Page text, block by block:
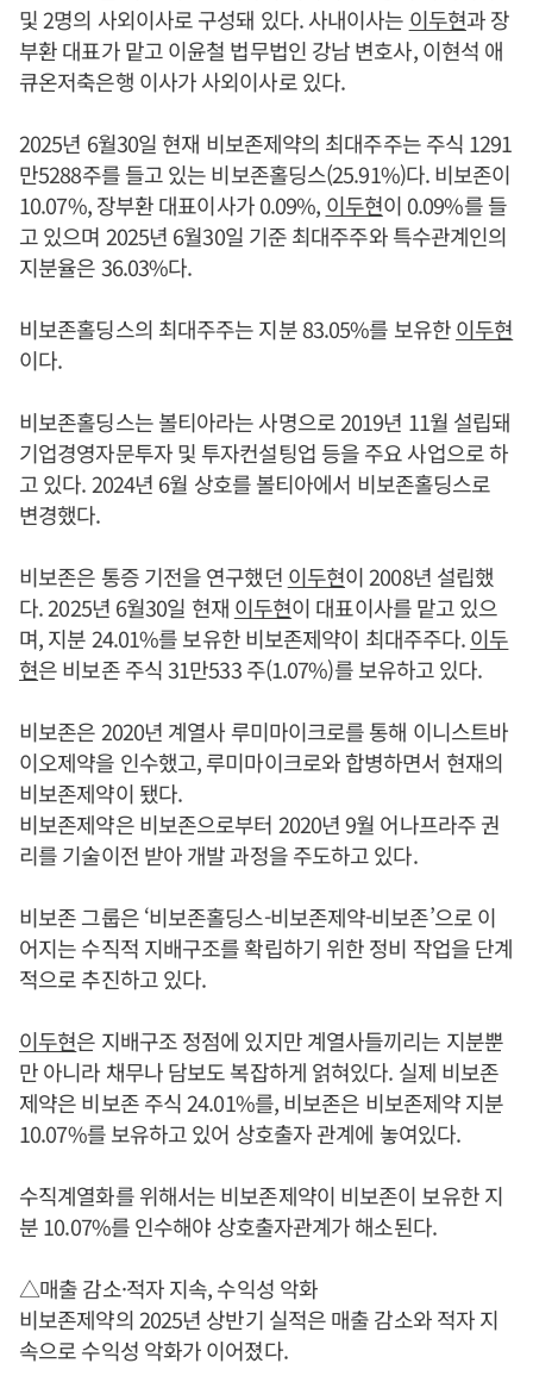
및 2명의 사외이사로 구성돼 있다. 사내이사는 이두현과 장
부환 대표가 맡고 이윤철 법무법인 강남 변호사, 이현석 애
큐온저축은행 이사가 사외이사로 있다.
2025년 6월30일 현재 비보존제약의 최대주주는 주식 1291
만5288주를 들고 있는 비보존홀딩스(25.91%)다. 비보존이
10.07%, 장부환 대표이사가 0.09%, 이두현이 0.09%를 들
고 있으며 2025년 6월30일 기준 최대주주와 특수관계인의
지분율은 36.03%다.
비보존홀딩스의 최대주주는 지분 83.05%를 보유한이두현
이다.
비보존홀딩스는 볼티아라는 사명으로 2019년 11월 설립돼
기업경영자문투자 및 투자컨설팅업 등을 주요 사업으로 하
고 있다. 2024년 6월 상호를 볼티아에서 비보존홀딩스로
변경했다.
비보존은 통증 기전을 연구했던 이두현이 2008년 설립했
다. 2025년 6월30일 현재 이두현이 대표이사를 맡고 있으
며, 지분 24.01%를 보유한 비보존제약이 최대주주다.이두
현은 비보존 주식 31만533 주(1.07%)를 보유하고 있다.
비보존은 2020년 계열사 루미마이크로를 통해 이니스트바
이오제약을 인수했고, 루미마이크로와 합병하면서 현재의
비보존제약이 됐다.
비보존제약은 비보존으로부터 2020년 9월 어나프라주 권
리를 기술이전 받아 개발 과정을 주도하고 있다.
비보존 그룹은 ‘비보존홀딩스-비보존제약-비보존’으로 이
어지는 수직적 지배구조를 확립하기 위한 정비 작업을 단계
적으로 추진하고 있다.
이두현은 지배구조 정점에 있지만 계열사들끼리는 지분뿐
만 아니라 채무나 담보도 복잡하게 얽혀있다. 실제 비보존
제약은 비보존 주식 24.01%를, 비보존은 비보존제약 지분
10.07%를 보유하고 있어 상호출자 관계에 놓여있다.
수직계열화를 위해서는 비보존제약이 비보존이 보유한 지
분 10.07%를 인수해야 상호출자관계가 해소된다.
△매출 감소·적자 지속, 수익성 악화
비보존제약의 2025년 상반기 실적은 매출 감소와 적자 지
속으로 수익성 악화가 이어졌다.